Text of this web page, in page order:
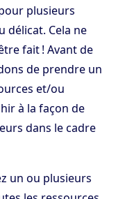
plusieurs
délicat. Cela ne
fait ! Avant de
de prendre un
et/ou
à la façon de
dans le cadre
un ou plusieurs